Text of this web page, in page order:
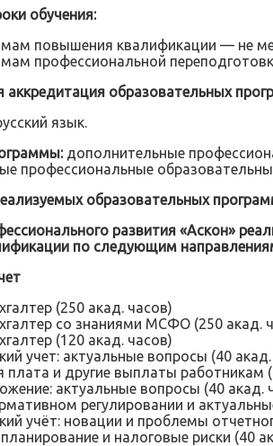
обучения:
повышения квалификации — не
профессиональной
аккредитация образовательных
язык.
дополнительные
профессиональные
образовательных
развития «Аскон»
по следующим
(250 акад. часов)
со знаниями МСФО (250 акад.
(120 акад. часов)
учет: актуальные вопросы (40
плата и другие выплаты работникам
актуальные вопросы (40 акад.
регулировании и
учёт: новации и проблемы
и налоговые риски (40